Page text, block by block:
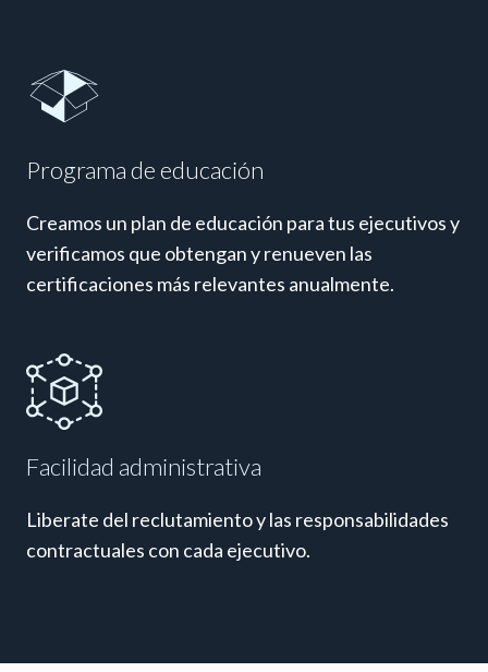
Programa de educación
Creamos un plan de educación para tus ejecutivos y
verificamos que obtengan y renueven las
certificaciones más relevantes anualmente.
Facilidad administrativa
Liberate del reclutamiento y las responsabilidades
contractuales con cada ejecutivo.